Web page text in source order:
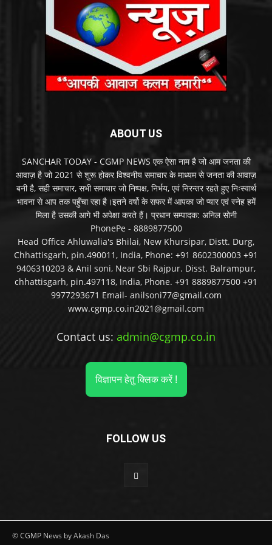
ABOUT US
SANCHAR TODAY - CGMP NEWS एक ऐसा नाम है जो आम जनता की
आवाज़ है जो 2021 से शुरू होकर विश्वनीय समाचार के माध्यम से जनता की आवाज़
बनी है, सही समाचार, सभी समाचार जो निष्पक्ष, निर्भय, एवं निरन्तर रहते हुए निःस्वार्थ
भावना से आप तक पहुँचा रहा है।इतने वर्षो के सफर में आपका जो प्यार एवं स्नेह हमें
मिला है उसकी आगे भी अपेक्षा करते हैं। प्रधान सम्पादक: अनिल सोनी
PhonePe - 8889877500
Head Office Ahluwalia's Bhilai, New Khursipar, Distt. Durg,
Chhattisgarh, pin.490011, India, Phone: +91 8602300003 +91
9406310203 & Anil soni, Near Sbi Rajpur. Disst. Balrampur,
chhattisgarh, pin.497118, India, Phone. +91 8889877500 +91
9977293671 Email- anilsoni77@gmail.com
www.cgmp.co.in2021@gmail.com
Contact us: admin@cgmp.co.in
विज्ञापन हेतु क्लिक करें !
FOLLOW US
© CGMP News by Akash Das